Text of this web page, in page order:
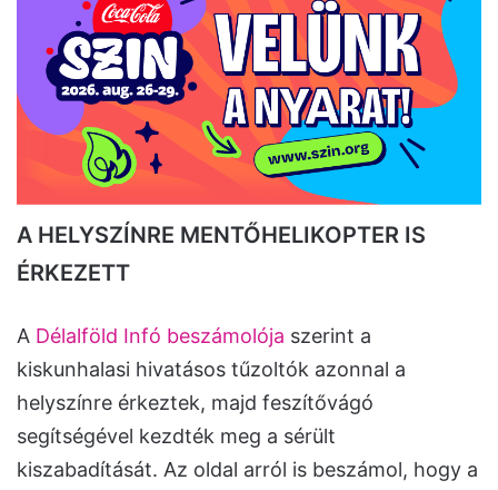
A HELYSZÍNRE MENTŐHELIKOPTER IS
ÉRKEZETT
A Délalföld Infó beszámolója szerint a
kiskunhalasi hivatásos tűzoltók azonnal a
helyszínre érkeztek, majd feszítővágó
segítségével kezdték meg a sérült
kiszabadítását. Az oldal arról is beszámol, hogy a